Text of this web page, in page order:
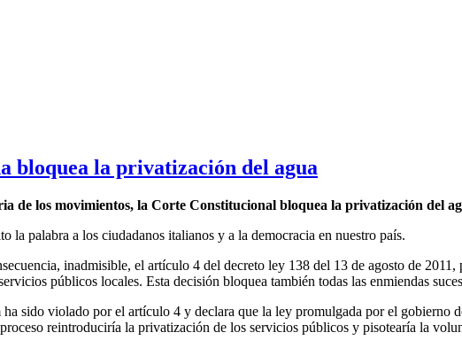
bloquea la privatización del agua
de los movimientos, la Corte Constitucional bloquea la privatización del
palabra a los ciudadanos italianos y a la democracia en nuestro país.
inadmisible, el artículo 4 del decreto ley 138 del 13 de agosto de
públicos locales. Esta decisión bloquea también todas las enmiendas
sido violado por el artículo 4 y declara que la ley promulgada por el
reintroduciría la privatización de los servicios públicos y pisotearía la